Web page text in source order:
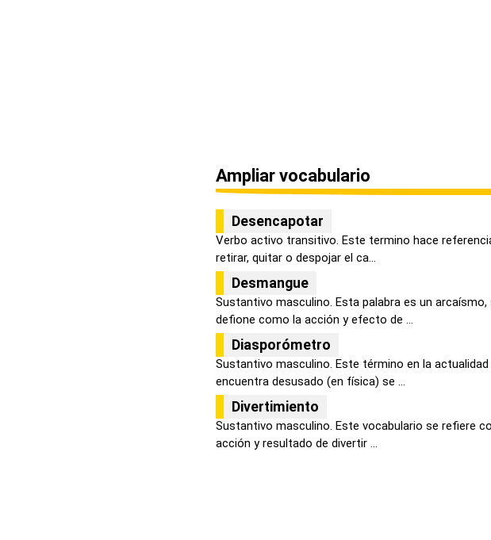
Ampliar vocabulario
Desencapotar
Verbo activo transitivo. Este termino hace
retirar, quitar o despojar el ca...
Desmangue
Sustantivo masculino. Esta palabra es un arcaísmo,
defione como la acción y efecto de ...
Diasporómetro
Sustantivo masculino. Este término en la actualidad
encuentra desusado (en física) se ...
Divertimiento
Sustantivo masculino. Este vocabulario se refiere
acción y resultado de divertir ...